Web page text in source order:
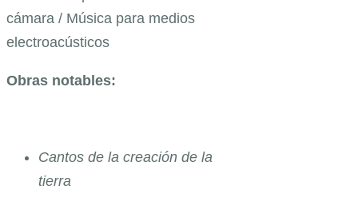
cámara / Música para medios
electroacústicos
Obras notables:
Cantos de la creación de la
tierra